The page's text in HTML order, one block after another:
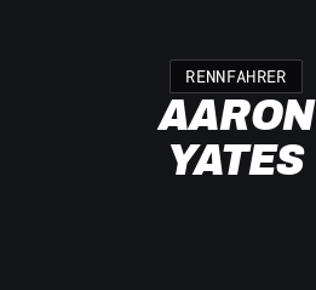
RENNFAHRER
AARON
YATES